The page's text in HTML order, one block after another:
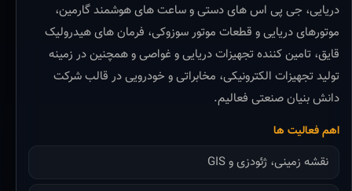
دریایی، جی پی اس های دستی و ساعت های هوشمند گارمین،
موتورهای دریایی و قطعات موتور سوزوکی، فرمان های هیدرولیک
قایق، تامین کننده تجهیزات دریایی و غواصی و همچنین در زمینه
تولید تجهیزات الکترونیکی، مخابراتی و خودرویی در قالب شرکت
دانش بنیان صنعتی فعالیم.
اهم فعالیت ها
نقشه زمینی، ژئودزی و GIS